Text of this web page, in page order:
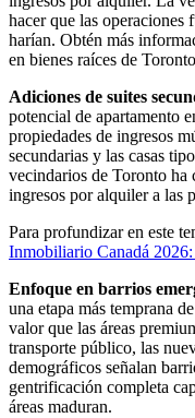
hacer que las operaciones
harían. Obtén más
en bienes raíces de
Adiciones de suites
potencial de apartamento
propiedades de ingresos
secundarias y las casas
vecindarios de Toronto ha
ingresos por alquiler a las
Para profundizar en este
Inmobiliario Canadá
Enfoque en barrios
una etapa más temprana
valor que las áreas
transporte público, las
demográficos señalan
gentrificación completa
áreas maduran.